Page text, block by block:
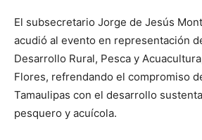
El subsecretario Jorge de Jesús
acudió al evento en representación
Desarrollo Rural, Pesca y
Flores, refrendando el compromiso
Tamaulipas con el desarrollo
pesquero y acuícola.